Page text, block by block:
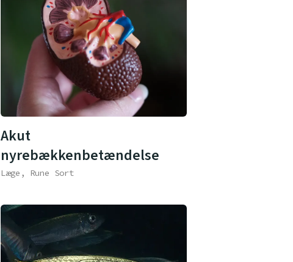
Akut
nyrebækkenbetændelse
Læge, Rune Sort